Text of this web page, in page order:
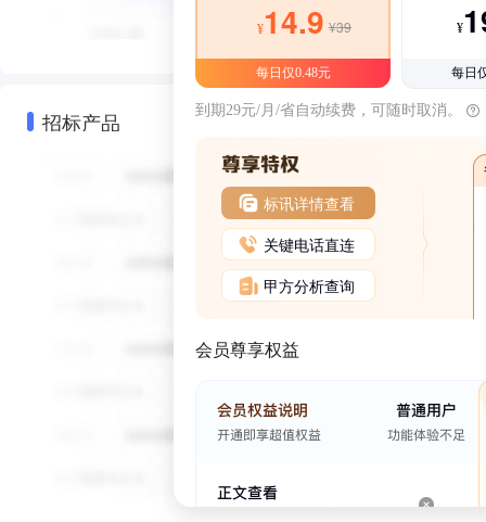
招标产品
¥14.9 ¥39
每日仅0.48元
¥
每日
到期29元/月/省自动续费，可随时取消。
标讯详情查看
关键电话直连
甲方分析查询
会员尊享权益